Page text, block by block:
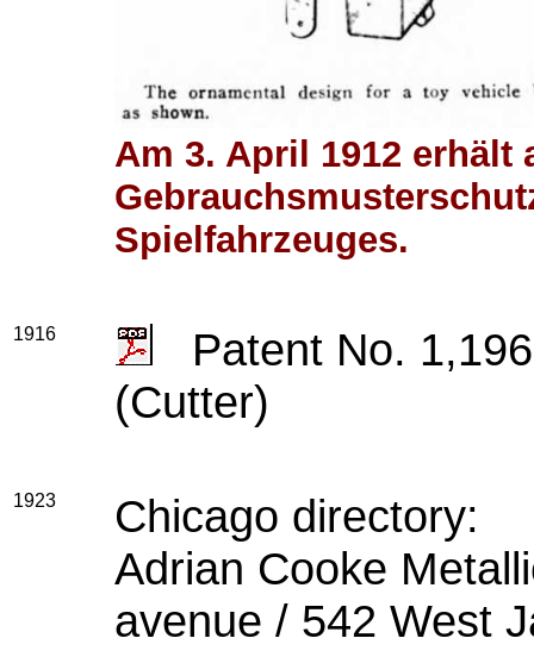
Am 3. April 1912 erhält
Spielfahrzeuges.
1916
Patent No.
(Cutter)
1923
Chicago directory:
Adrian Cooke
avenue / 542 West